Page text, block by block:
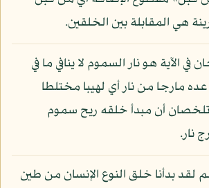
هي المقابلة بين الخلقين.
الآية هو نار السموم لا ينافي ما في
مارجا من نار أي لهيبا مختلطا
تلخصان أن مبدأ خلقه ريح سموم
نار.
لقد بدأنا خلق النوع الإنسان من طين